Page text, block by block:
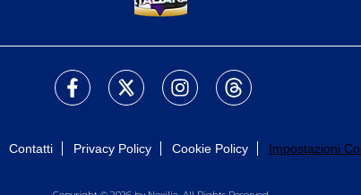
Contatti Privacy Policy Cookie Policy Impostazioni